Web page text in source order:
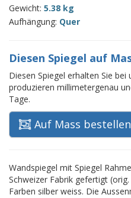
Gewicht: 5.38 kg
Aufhängung: Quer
Diesen Spiegel auf
Diesen Spiegel erhalten Sie
produzieren millimetergenau
Tage.
Auf Mass bestellen
Wandspiegel mit Spiegel
Schweizer Fabrik gefertigt
Farben silber weiss. Die